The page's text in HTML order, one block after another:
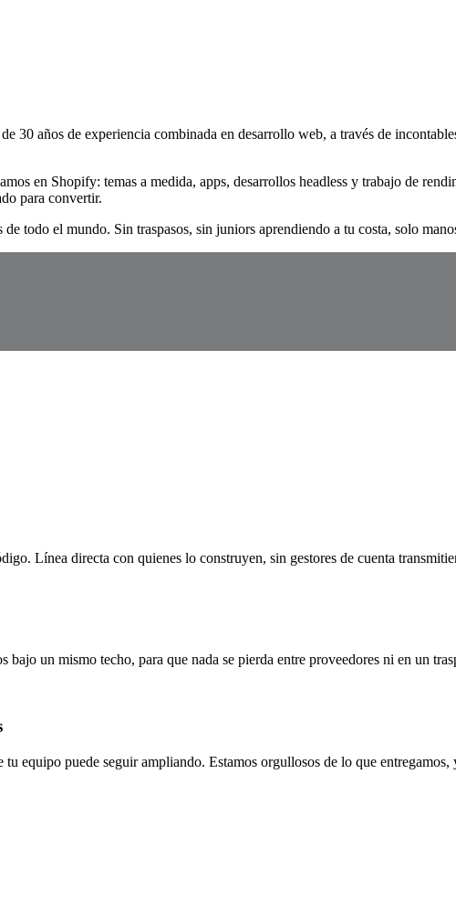
30 años de experiencia combinada en desarrollo web, a través de
en Shopify: temas a medida, apps, desarrollos headless y trabajo de
para convertir.
todo el mundo. Sin traspasos, sin juniors aprendiendo a tu costa, solo
Línea directa con quienes lo construyen, sin gestores de cuenta
bajo un mismo techo, para que nada se pierda entre proveedores ni en un
equipo puede seguir ampliando. Estamos orgullosos de lo que